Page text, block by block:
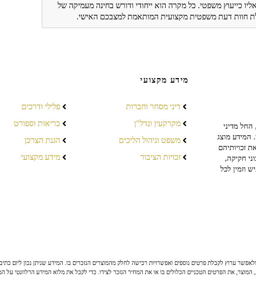
כייעוץ משפטי. כל מקרה הוא ייחודי ודורש בחינה מעמיקה של
חוות דעת משפטית מקצועית המותאמת למצבכם האישי.
מדיני
המידע מוצג
זכויותיהם
חקיקה,
וזמין לכל
מידע מקצועי
דיני מסחר וחברות
מקרקעין ונדל"ן
משפט וניהול הליכים
זכויות הציבור
פלילי ודרכים
בריאות וספורט
הגנת הצרכן
מידע מקצועי
ערוץ לקבלת פרטים נוספים ואפשרויות רכישה לחלק מהמוצרים הנזכרים בו. המידע שניתן נכון ליום
את הפרטים הטכניים הכלולים בו או את המחיר הנזכר לצידו. כדי לקבל את מלוא המידע הרלוונטי על